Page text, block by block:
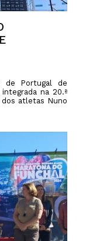
de Portugal de
na 20.ª
atletas Nuno